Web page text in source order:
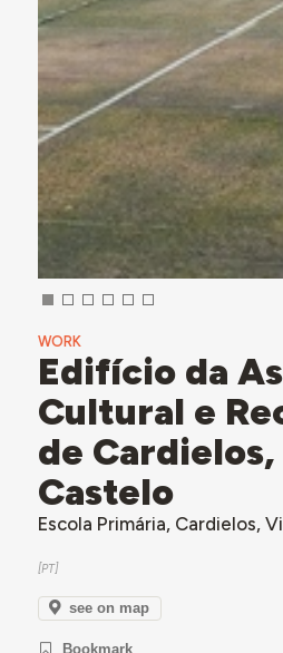
WORK
Edifício da
Cultural e
de
Castelo
Escola Primária, Cardielos,
see on map
Bookmark